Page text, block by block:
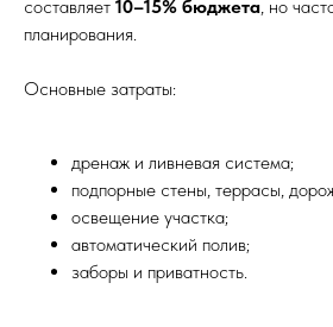
составляет 10–15% бюджета, но
планирования.
Основные затраты:
дренаж и ливневая система;
подпорные стены, террасы,
освещение участка;
автоматический полив;
заборы и приватность.